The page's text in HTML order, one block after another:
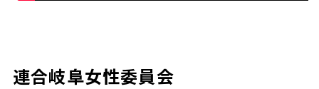
連合岐阜女性委員会